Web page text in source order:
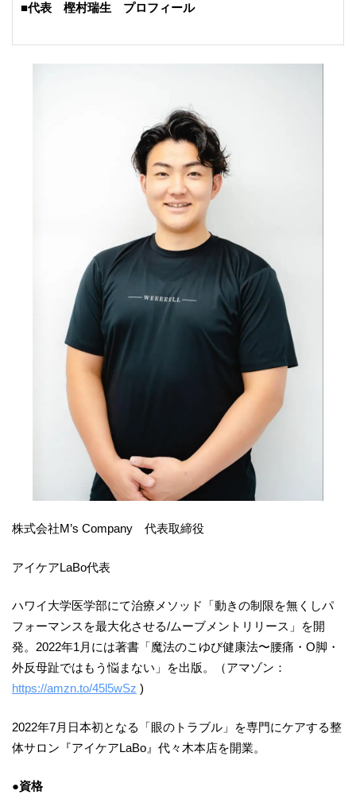
■代表 樫村瑞生 プロフィール
株式会社M’s Company 代表取締役
アイケアLaBo代表
ハワイ大学医学部にて治療メソッド「動きの制限を無くしパ
フォーマンスを最大化させる/ムーブメントリリース」を開
発。2022年1月には著書「魔法のこゆび健康法〜腰痛・O脚・
外反母趾ではもう悩まない」を出版。（アマゾン：
https://amzn.to/45l5wSz )
2022年7月日本初となる「眼のトラブル」を専門にケアする整
体サロン『アイケアLaBo』代々木本店を開業。
●資格